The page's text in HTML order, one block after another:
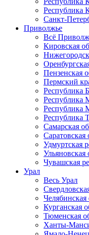
Республика
Санкт-
Приволжье
Всё
Кировская
Пензенская
Пермский
Республика
Республика
Республика
Республика
Самарская
Саратовская
Удмуртская
Ульяновская
Чувашская
Урал
Весь Урал
Челябинская
Курганская
Тюменская
Ханты-